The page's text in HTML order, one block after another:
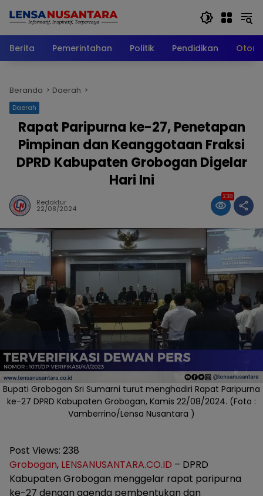
Berita
Pemerintahan Politik Pendidikan
Beranda Daerah
Daerah
Rapat Paripurna ke-27, Penetapan
Pimpinan dan Keanggotaan Fraksi
DPRD Kabupaten Grobogan Digelar
Hari Ini
Redaktur
22/08/2024
238
Bupati Grobogan Sri Sumarni turut menghadiri Rapat Paripurna
ke-27 DPRD Kabupaten Grobogan, Kamis 22/08/2024. (Foto :
Vamberrino/Lensa Nusantara )
Post Views: 238
Grobogan, LENSANUSANTARA.CO.ID – DPRD
Kabupaten Grobogan menggelar rapat paripurna
ke-27 dengan agenda pembentukan dan